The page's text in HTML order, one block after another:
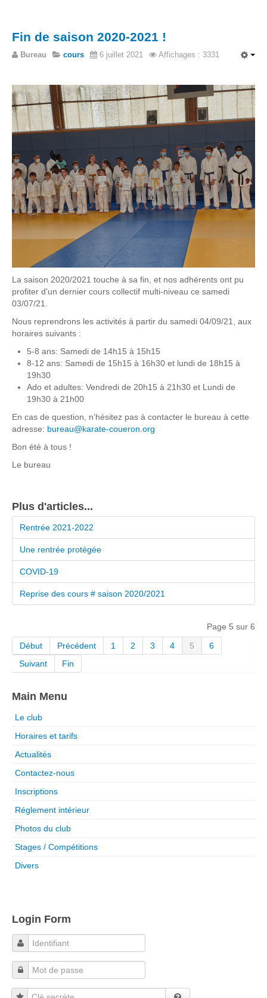
Fin de saison 2020-2021 !
Bureau cours 6 juillet 2021 Affichages : 3331
La saison 2020/2021 touche à sa fin, et nos adhérents ont pu
profiter d'un dernier cours collectif multi-niveau ce samedi
03/07/21.
Nous reprendrons les activités à partir du samedi 04/09/21, aux
horaires suivants :
5-8 ans: Samedi de 14h15 à 15h15
8-12 ans: Samedi de 15h15 à 16h30 et lundi de 18h15 à
19h30
Ado et adultes: Vendredi de 20h15 à 21h30 et Lundi de
19h30 à 21h00
En cas de question, n'hésitez pas à contacter le bureau à cette
adresse: bureau@karate-coueron.org
Bon été à tous !
Le bureau
Plus d'articles...
Rentrée 2021-2022
Une rentrée protégée
COVID-19
Reprise des cours # saison 2020/2021
Page 5 sur 6
Début
Précédent 1 2 3 4 5
6
Suivant
Fin
Main Menu
Le club
Horaires et tarifs
Actualités
Contactez-nous
Inscriptions
Réglement intérieur
Photos du club
Stages / Compétitions
Divers
Login Form